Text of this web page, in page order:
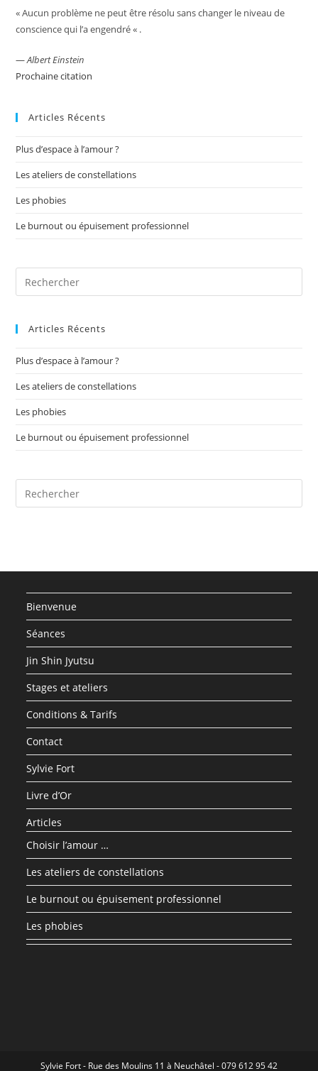
« Aucun problème ne peut être résolu sans changer le niveau de
conscience qui l’a engendré « .
—Albert Einstein
Prochaine citation
Articles Récents
Plus d’espace à l’amour ?
Les ateliers de constellations
Les phobies
Le burnout ou épuisement professionnel
Articles Récents
Plus d’espace à l’amour ?
Les ateliers de constellations
Les phobies
Le burnout ou épuisement professionnel
Bienvenue
Séances
Jin Shin Jyutsu
Stages et ateliers
Conditions & Tarifs
Contact
Sylvie Fort
Livre d’Or
Articles
Choisir l’amour …
Les ateliers de constellations
Le burnout ou épuisement professionnel
Les phobies
Sylvie Fort - Rue des Moulins 11 à Neuchâtel - 079 612 95 42